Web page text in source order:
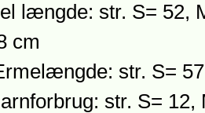
længde: str. S= 52,
cm
str. S=
str. S= 12,